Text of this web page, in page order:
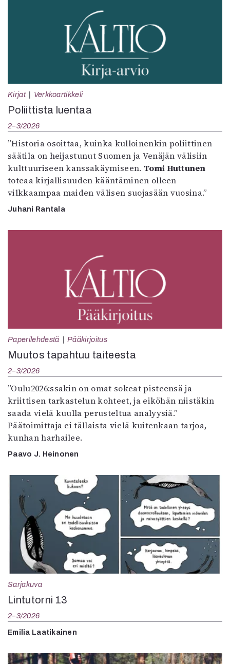
Kirjat Verkkoartikkeli
Poliittista luentaa
2–3/2026
”Historia osoittaa, kuinka kulloinenkin poliittinen
säätila on heijastunut Suomen ja Venäjän välisiin
kulttuuriseen kanssakäymiseen. Tomi Huttunen
toteaa kirjallisuuden kääntäminen olleen
vilkkaampaa maiden välisen suojasään vuosina.”
Juhani Rantala
Paperilehdestä Pääkirjoitus
Muutos tapahtuu taiteesta
2–3/2026
”Oulu2026:ssakin on omat sokeat pisteensä ja
kriittisen tarkastelun kohteet, ja eiköhän niistäkin
saada vielä kuulla perusteltua analyysiä.”
Päätoimittaja ei tällaista vielä kuitenkaan tarjoa,
kunhan harhailee.
Paavo J. Heinonen
Sarjakuva
Lintutorni 13
2–3/2026
Emilia Laatikainen